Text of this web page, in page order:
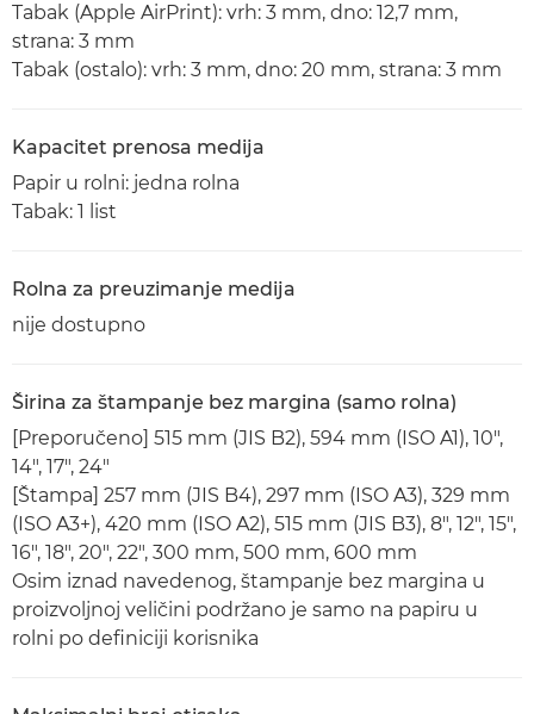
Tabak (Apple AirPrint): vrh: 3 mm, dno: 12,7 mm,
strana: 3 mm
Tabak (ostalo): vrh: 3 mm, dno: 20 mm, strana: 3 mm
Kapacitet prenosa medija
Papir u rolni: jedna rolna
Tabak: 1 list
Rolna za preuzimanje medija
nije dostupno
Širina za štampanje bez margina (samo rolna)
[Preporučeno] 515 mm (JIS B2), 594 mm (ISO A1), 10",
14", 17", 24"
[Štampa] 257 mm (JIS B4), 297 mm (ISO A3), 329 mm
(ISO A3+), 420 mm (ISO A2), 515 mm (JIS B3), 8", 12", 15",
16", 18", 20", 22", 300 mm, 500 mm, 600 mm
Osim iznad navedenog, štampanje bez margina u
proizvoljnoj veličini podržano je samo na papiru u
rolni po definiciji korisnika